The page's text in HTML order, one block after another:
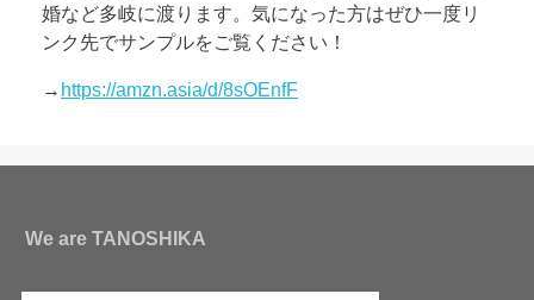
婚など多岐に渡ります。気になった方はぜひ一度リ
ンク先でサンプルをご覧ください！
→ https://amzn.asia/d/8sOEnfF
We are TANOSHIKA